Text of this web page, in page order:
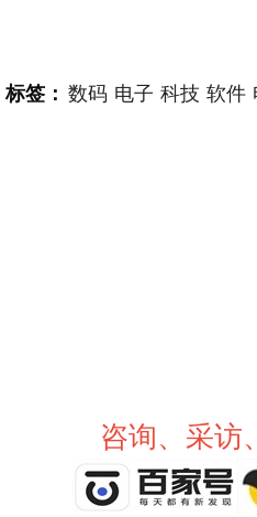
标签： 数码 电子 科技 软件
咨询、采访